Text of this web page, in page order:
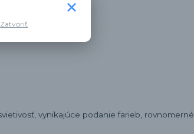
vynikajúce podanie farieb, rovnomerné
Zatvoriť